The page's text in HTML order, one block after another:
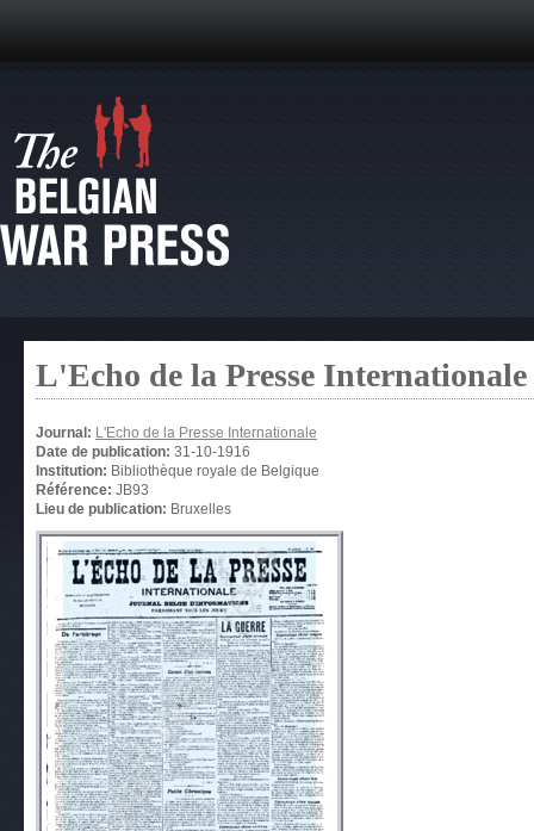
L'Echo de la Presse Internationale
Journal: L'Echo de la Presse Internationale
Date de publication: 31-10-1916
Institution: Bibliothèque royale de Belgique
Référence: JB93
Lieu de publication: Bruxelles